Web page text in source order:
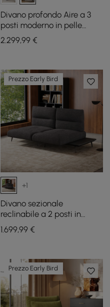
Divano profondo Aire a 3
posti moderno in pelle
bianca con schienale
regolabile Sailboat
2.299,99€
Prezzo Early Bird
+1
Divano sezionale
reclinabile a 2 posti in
tessuto tinto in filo e
similpelle
1.699,99€
Prezzo Early Bird